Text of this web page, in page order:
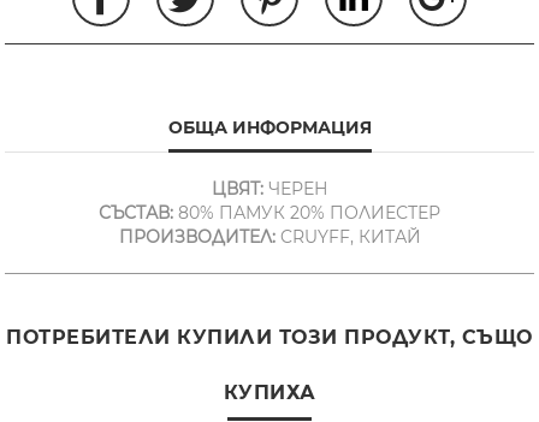
ОБЩА ИНФОРМАЦИЯ
ЦВЯТ:ЧЕРЕН
СЪСТАВ: 80% ПАМУК 20% ПОЛИЕСТЕР
ПРОИЗВОДИТЕЛ:CRUYFF, КИТАЙ
ПОТРЕБИТЕЛИ КУПИЛИ ТОЗИ ПРОДУКТ, СЪЩО
КУПИХА